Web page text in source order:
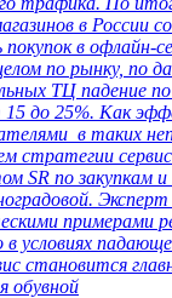
в России
покупок в офлайн-
по рынку, по
ТЦ падение
15 до 25%. Как
в таких
стратегии
SR по закупкам
примерами
в условиях
становится
обувной